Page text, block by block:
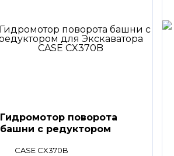
Гидромотор поворота
башни с редуктором
CASE CX370B